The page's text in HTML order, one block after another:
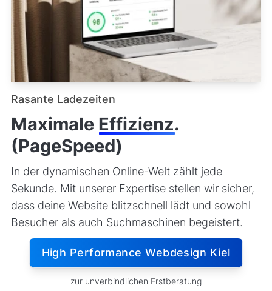
Rasante Ladezeiten
Maximale Effizienz.
(PageSpeed)
In der dynamischen Online-Welt zählt jede
Sekunde. Mit unserer Expertise stellen wir sicher,
dass deine Website blitzschnell lädt und sowohl
Besucher als auch Suchmaschinen begeistert.
High Performance Webdesign Kiel
zur unverbindlichen Erstberatung